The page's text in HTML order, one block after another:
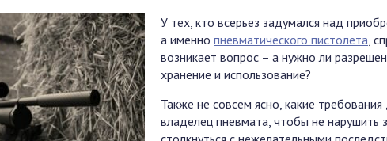
У тех, кто всерьез задумался над
а именно пневматического пистолета ,
возникает вопрос – а нужно ли
хранение и использование?
Также не совсем ясно, какие
владелец пневмата, чтобы не нарушить